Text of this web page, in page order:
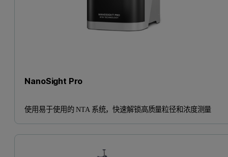
NanoSight Pro
使用易于使用的 NTA 系统，快速解锁高质量粒径和浓度测量